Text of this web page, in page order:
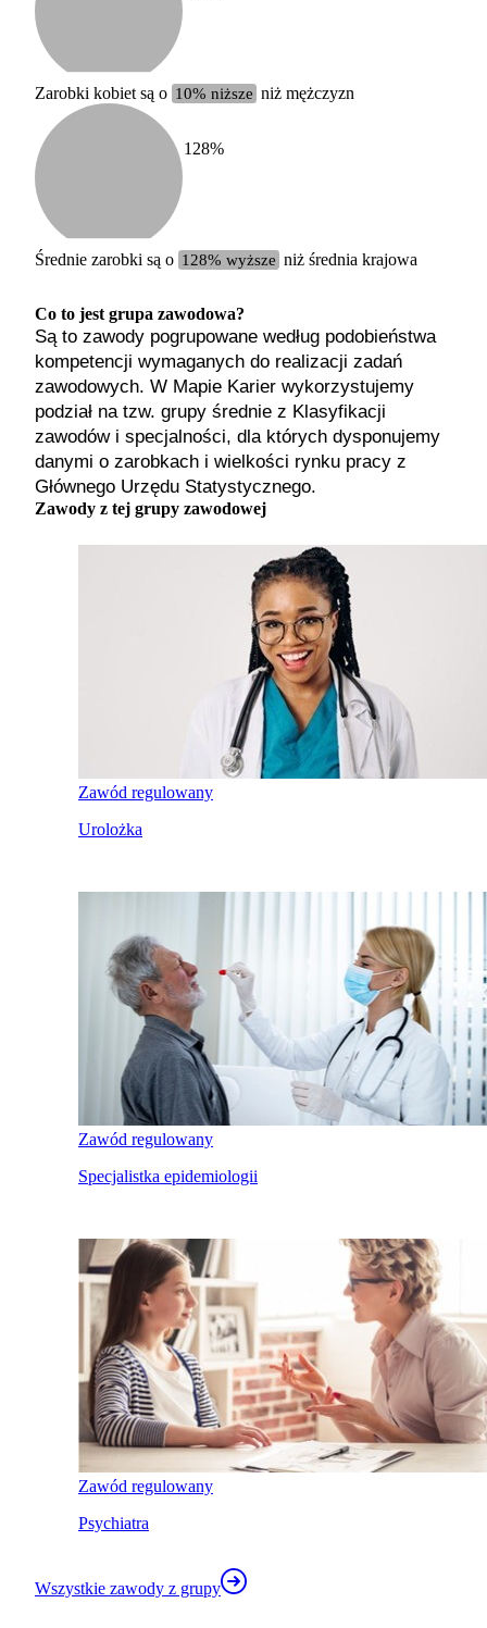
średnie
Zarobki kobiet są o 10% niższe niż mężczyzn
128%
Średnie zarobki są o 128% wyższe niż średnia krajowa
Co to jest grupa zawodowa?
Są to zawody pogrupowane według podobieństwa
kompetencji wymaganych do realizacji zadań
zawodowych. W Mapie Karier wykorzystujemy
podział na tzw. grupy średnie z Klasyfikacji
zawodów i specjalności, dla których dysponujemy
danymi o zarobkach i wielkości rynku pracy z
Głównego Urzędu Statystycznego.
Zawody z tej grupy zawodowej
Zawód regulowany
Urolożka
Zawód regulowany
Specjalistka epidemiologii
Zawód regulowany
Psychiatra
Wszystkie zawody z grupy